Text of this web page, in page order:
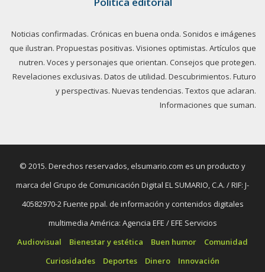
Noticias confirmadas. Crónicas en buena onda. Sonidos e imágenes
que ilustran. Propuestas positivas. Visiones optimistas. Artículos que
nutren. Voces y personajes que orientan. Consejos que protegen.
Revelaciones exclusivas. Datos de utilidad. Descubrimientos. Futuro
y perspectivas. Nuevas tendencias. Textos que aclaran.
Informaciones que suman.
© 2015. Derechos reservados, elsumario.com es un producto y
marca del Grupo de Comunicación Digital EL SUMARIO, C.A. / RIF: J-
40582970-2 Fuente ppal. de información y contenidos digitales
multimedia América: Agencia EFE / EFE Servicios
Audiovisual
Bienestar y estética Buen humor
Comunidad
Curiosidades
Deportes Dinero Innovación